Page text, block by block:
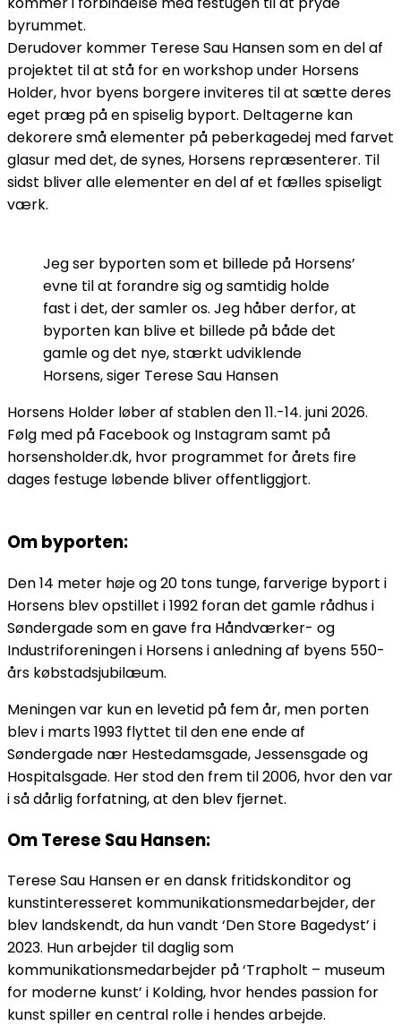
byrummet.
Derudover kommer Terese Sau Hansen som en del af
projektet til at stå for en workshop under Horsens
Holder, hvor byens borgere inviteres til at sætte deres
eget præg på en spiselig byport. Deltagerne kan
dekorere små elementer på peberkagedej med farvet
glasur med det, de synes, Horsens repræsenterer. Til
sidst bliver alle elementer en del af et fælles spiseligt
værk.
Jeg ser byporten som et billede på Horsens’
evne til at forandre sig og samtidig holde
fast i det, der samler os. Jeg håber derfor, at
byporten kan blive et billede på både det
gamle og det nye, stærkt udviklende
Horsens, siger Terese Sau Hansen
Horsens Holder løber af stablen den 11.-14. juni 2026.
Følg med på Facebook og Instagram samt på
horsensholder.dk, hvor programmet for årets fire
dages festuge løbende bliver offentliggjort.
Om byporten:
Den 14 meter høje og 20 tons tunge, farverige byport i
Horsens blev opstillet i 1992 foran det gamle rådhus i
Søndergade som en gave fra Håndværker- og
Industriforeningen i Horsens i anledning af byens 550-
års købstadsjubilæum.
Meningen var kun en levetid på fem år, men porten
blev i marts 1993 flyttet til den ene ende af
Søndergade nær Hestedamsgade, Jessensgade og
Hospitalsgade. Her stod den frem til 2006, hvor den var
i så dårlig forfatning, at den blev fjernet.
Om Terese Sau Hansen:
Terese Sau Hansen er en dansk fritidskonditor og
kunstinteresseret kommunikationsmedarbejder, der
blev landskendt, da hun vandt ‘Den Store Bagedyst’ i
2023. Hun arbejder til daglig som
kommunikationsmedarbejder på ‘Trapholt – museum
for moderne kunst’ i Kolding, hvor hendes passion for
kunst spiller en central rolle i hendes arbejde.